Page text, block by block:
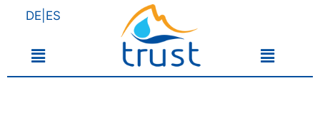
DE|ES